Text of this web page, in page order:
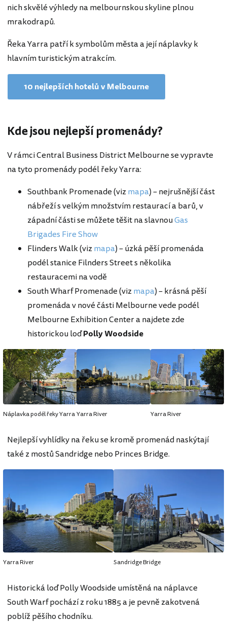
nich skvělé výhledy na melbournskou skyline plnou
mrakodrapů.
Řeka Yarra patří k symbolům města a její náplavky k
hlavním turistickým atrakcím.
10 nejlepších hotelů v Melbourne
Kde jsou nejlepší promenády?
V rámci Central Business District Melbourne se vypravte
na tyto promenády podél řeky Yarra:
Southbank Promenade (vizmapa) – nejrušnější část
nábřeží s velkým množstvím restaurací a barů, v
západní části se můžete těšit na slavnouGas
Brigades Fire Show
Flinders Walk (vizmapa) – úzká pěší promenáda
podél stanice Filnders Street s několika
restauracemi na vodě
South Wharf Promenade (vizmapa) – krásná pěší
promenáda v nové části Melbourne vede podél
Melbourne Exhibition Center a najdete zde
historickou loďPolly Woodside
Náplavka podél řeky YarraYarra River Yarra River
Nejlepší vyhlídky na řeku se kromě promenád naskýtají
také z mostů Sandridge nebo Princes Bridge.
Yarra River Sandridge Bridge
Historická loď Polly Woodside umístěná na náplavce
South Warf pochází z roku 1885 a je pevně zakotvená
poblíž pěšího chodníku.